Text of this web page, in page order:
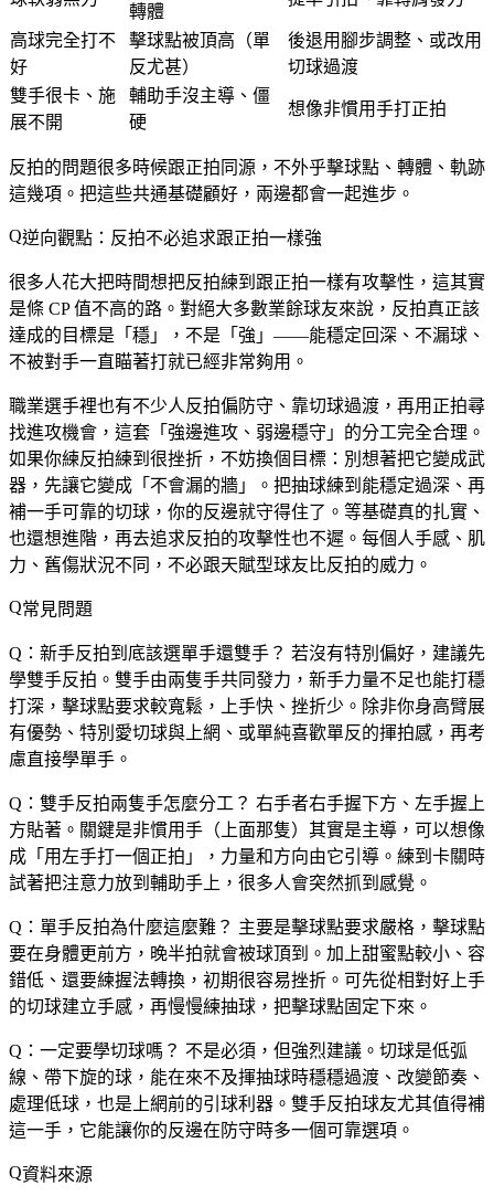
轉體
高球完全打不
好
擊球點被頂高（單
反尤甚）
後退用腳步調整、或改用
切球過渡
雙手很卡、施
展不開
輔助手沒主導、僵
硬
想像非慣用手打正拍
反拍的問題很多時候跟正拍同源，不外乎擊球點、轉體、軌跡
這幾項。把這些共通基礎顧好，兩邊都會一起進步。
逆向觀點：反拍不必追求跟正拍一樣強
很多人花大把時間想把反拍練到跟正拍一樣有攻擊性，這其實
是條 CP 值不高的路。對絕大多數業餘球友來說， 反拍真正該
達成的目標是「穩」，不是「強」 ——能穩定回深、不漏球、
不被對手一直瞄著打就已經非常夠用。
職業選手裡也有不少人反拍偏防守、靠切球過渡，再用正拍尋
找進攻機會，這套「強邊進攻、弱邊穩守」的分工完全合理。
如果你練反拍練到很挫折，不妨換個目標：別想著把它變成武
器，先讓它變成「不會漏的牆」。把抽球練到能穩定過深、再
補一手可靠的切球，你的反邊就守得住了。等基礎真的扎實、
也還想進階，再去追求反拍的攻擊性也不遲。每個人手感、肌
力、舊傷狀況不同，不必跟天賦型球友比反拍的威力。
常見問題
Q：新手反拍到底該選單手還雙手？ 若沒有特別偏好，建議先
學雙手反拍。雙手由兩隻手共同發力，新手力量不足也能打穩
打深，擊球點要求較寬鬆，上手快、挫折少。除非你身高臂展
有優勢、特別愛切球與上網、或單純喜歡單反的揮拍感，再考
慮直接學單手。
Q：雙手反拍兩隻手怎麼分工？ 右手者右手握下方、左手握上
方貼著。關鍵是非慣用手（上面那隻）其實是主導，可以想像
成「用左手打一個正拍」，力量和方向由它引導。練到卡關時
試著把注意力放到輔助手上，很多人會突然抓到感覺。
Q：單手反拍為什麼這麼難？ 主要是擊球點要求嚴格，擊球點
要在身體更前方，晚半拍就會被球頂到。加上甜蜜點較小、容
錯低、還要練握法轉換，初期很容易挫折。可先從相對好上手
的切球建立手感，再慢慢練抽球，把擊球點固定下來。
Q：一定要學切球嗎？ 不是必須，但強烈建議。切球是低弧
線、帶下旋的球，能在來不及揮抽球時穩穩過渡、改變節奏、
處理低球，也是上網前的引球利器。雙手反拍球友尤其值得補
這一手，它能讓你的反邊在防守時多一個可靠選項。
資料來源